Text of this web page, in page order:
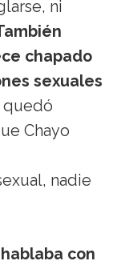
ni
chapado
sexuales
quedó
Chayo
nadie
con